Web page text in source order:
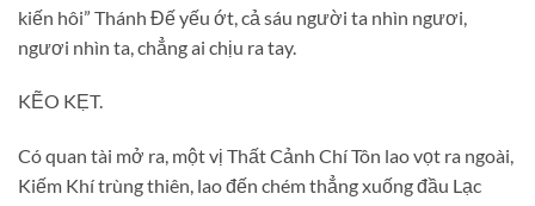
kiến hôi” Thánh Đế yếu ớt, cả sáu người ta nhìn ngươi,
ngươi nhìn ta, chẳng ai chịu ra tay.
KẼO KẸT.
Có quan tài mở ra, một vị Thất Cảnh Chí Tôn lao vọt ra ngoài,
Kiếm Khí trùng thiên, lao đến chém thẳng xuống đầu Lạc